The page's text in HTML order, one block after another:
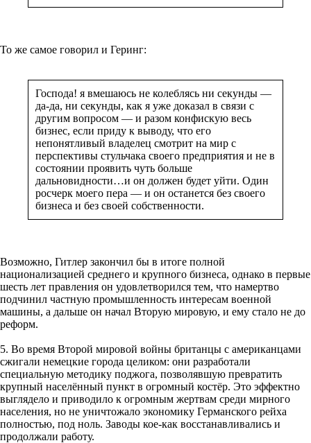
То же самое говорил и Геринг:
Господа! я вмешаюсь не колеблясь ни секунды —
да-да, ни секунды, как я уже доказал в связи с
другим вопросом — и разом конфискую весь
бизнес, если приду к выводу, что его
непонятливый владелец смотрит на мир с
перспективы стульчака своего предприятия и не в
состоянии проявить чуть больше
дальновидности…и он должен будет уйти. Один
росчерк моего пера — и он останется без своего
бизнеса и без своей собственности.
Возможно, Гитлер закончил бы в итоге полной
национализацией среднего и крупного бизнеса, однако в первые
шесть лет правления он удовлетворился тем, что намертво
подчинил частную промышленность интересам военной
машины, а дальше он начал Вторую мировую, и ему стало не до
реформ.
5. Во время Второй мировой войны британцы с американцами
сжигали немецкие города целиком: они разработали
специальную методику поджога, позволявшую превратить
крупный населённый пункт в огромный костёр. Это эффектно
выглядело и приводило к огромным жертвам среди мирного
населения, но не уничтожало экономику Германского рейха
полностью, под ноль. Заводы кое-как восстанавливались и
продолжали работу.